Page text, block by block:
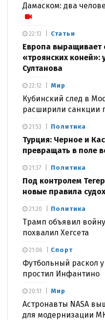
Дамаском: два
Статьи
Европа выращивает
«троянских коней»:
Султанова
22:13
Мир
Кубинский след в
расширили санкции
22:12
Политика
Турция: Черное и
превращать в поле
21:53
Политика
Под контролем
новые правила
21:37
Политика
Трамп объявил
похвалил Хегсета
21:20
Спорт
Футбольный раскол
простил Инфантино
21:06
Мир
Астронавты NASA
для модернизации
20:51